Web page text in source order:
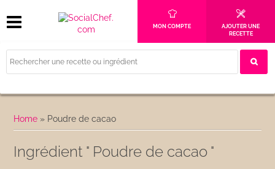
MON COMPTE
AJOUTER UNE
RECETTE
Home » Poudre de cacao
Ingrédient " Poudre de cacao "
Cake marbré banane chocolat et pepites de